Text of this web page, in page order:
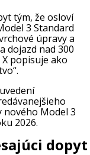
tým, že osloví
3 Standard
úpravy a
dojazd nad 300
popisuje ako
nového Model 3
2026.
dopyt